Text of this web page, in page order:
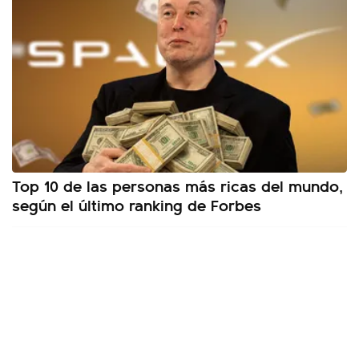
Top 10 de las personas más ricas del mundo,
según el último ranking de Forbes